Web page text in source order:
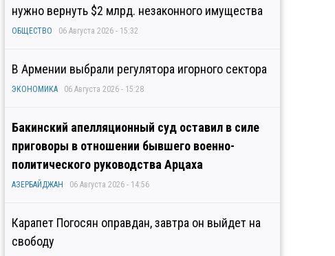
нужно вернуть $2 млрд. незаконного имущества
ОБЩЕСТВО 06 Августа 2026 - 15:32
В Армении выбрали регулятора игорного сектора
ЭКОНОМИКА 06 Августа 2026 - 15:28
Бакинский апелляционный суд оставил в силе
приговоры в отношении бывшего военно-
политического руководства Арцаха
АЗЕРБАЙДЖАН 06 Августа 2026 - 14:56
Карапет Погосян оправдан, завтра он выйдет на
свободу